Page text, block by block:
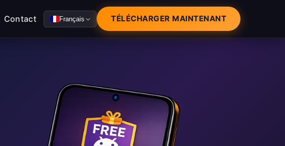
Contact Français TÉLÉCHARGER MAINTENANT